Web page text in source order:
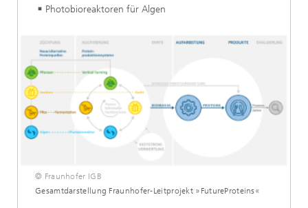
Photobioreaktoren für Algen
© Fraunhofer IGB
Gesamtdarstellung Fraunhofer-Leitprojekt »FutureProteins«